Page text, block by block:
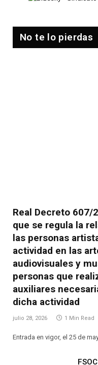
No te lo pierdas
Real Decreto 607/
que se regula la
las personas
actividad en las
audiovisuales y
personas que
auxiliares
dicha actividad
julio 28, 2026 1 Min Read
Entrada en vigor, el 25 de